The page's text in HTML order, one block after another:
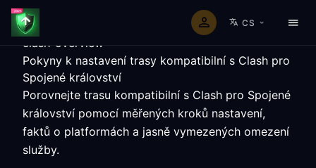
CS
clash-overview
Pokyny k nastavení trasy kompatibilní s Clash pro
Spojené království
Porovnejte trasu kompatibilní s Clash pro Spojené
království pomocí měřených kroků nastavení,
faktů o platformách a jasně vymezených omezení
služby.